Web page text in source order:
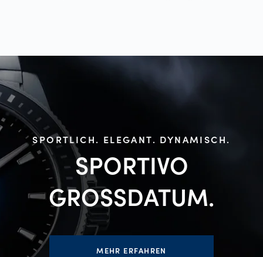
SPORTLICH. ELEGANT. DYNAMISCH.
SPORTIVO
GROSSDATUM.
MEHR ERFAHREN